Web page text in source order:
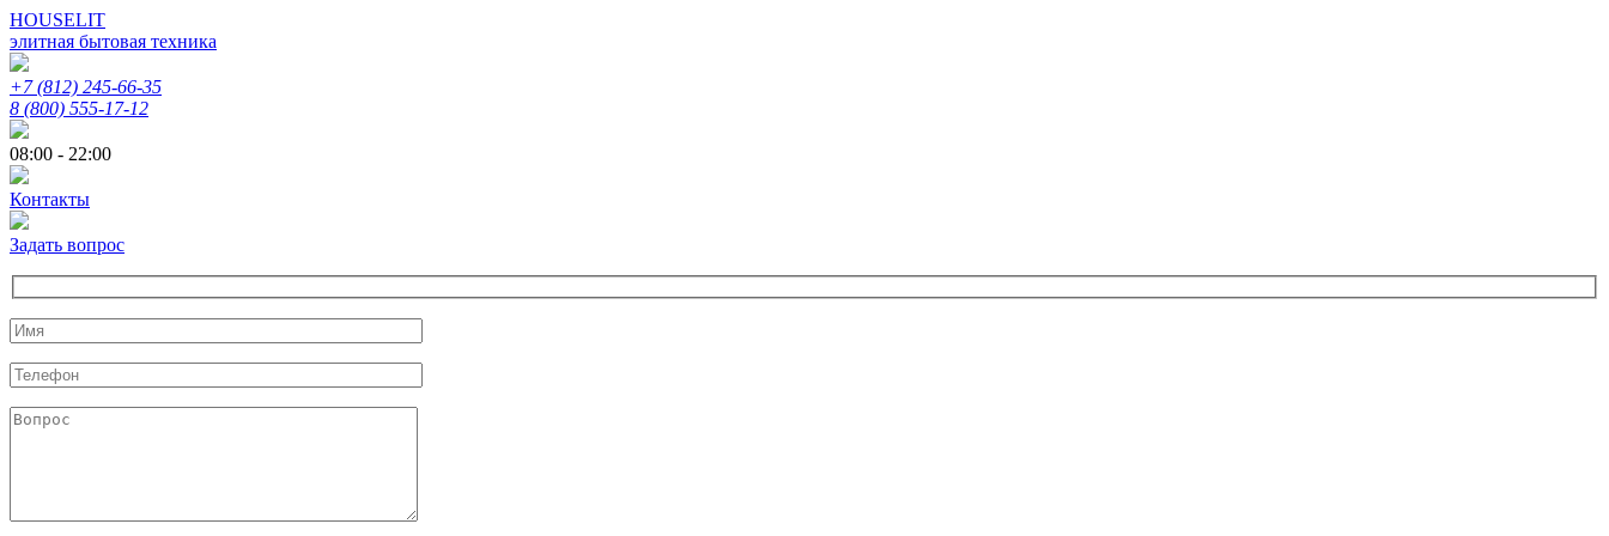
HOUSELIT
элитная бытовая техника
+7 (812) 245-66-35
8 (800) 555-17-12
08:00 - 22:00
Контакты
Задать вопрос